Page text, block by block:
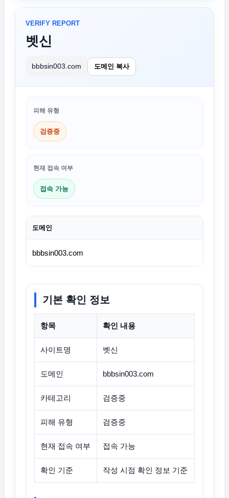
VERIFY REPORT
벳신
bbbsin003.com 도메인 복사
피해 유형
검증중
현재 접속 여부
접속 가능
도메인
bbbsin003.com
기본 확인 정보
항목 확인 내용
사이트명 벳신
도메인 bbbsin003.com
카테고리 검증중
피해 유형 검증중
현재 접속 여부 접속 가능
확인 기준 작성 시점 확인 정보 기준